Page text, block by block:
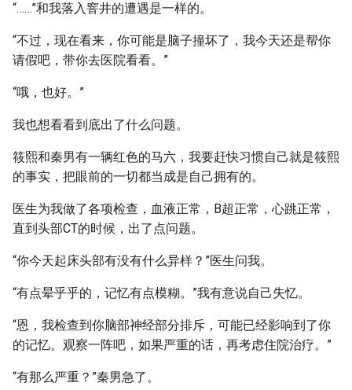
“……”和我落入窨井的遭遇是一样的。
“不过，现在看来，你可能是脑子撞坏了，我今天还是帮你
请假吧，带你去医院看看。”
“哦，也好。”
我也想看看到底出了什么问题。
筱熙和秦男有一辆红色的马六，我要赶快习惯自己就是筱熙
的事实，把眼前的一切都当成是自己拥有的。
医生为我做了各项检查，血液正常，B超正常，心跳正常，
直到头部CT的时候，出了点问题。
“你今天起床头部有没有什么异样？”医生问我。
“有点晕乎乎的，记忆有点模糊。”我有意说自己失忆。
“恩，我检查到你脑部神经部分排斥，可能已经影响到了你
的记忆。观察一阵吧，如果严重的话，再考虑住院治疗。”
“有那么严重？”秦男急了。